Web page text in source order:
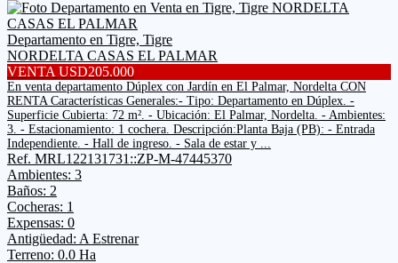
Departamento en Tigre, Tigre
NORDELTA CASAS EL PALMAR
VENTA USD205.000
En venta departamento Dúplex con Jardín en El Palmar, Nordelta CON
RENTA Características Generales:- Tipo: Departamento en Dúplex. -
Superficie Cubierta: 72 m². - Ubicación: El Palmar, Nordelta. - Ambientes:
3. - Estacionamiento: 1 cochera. Descripción:Planta Baja (PB): - Entrada
Independiente. - Hall de ingreso. - Sala de estar y ...
Ref. MRL122131731::ZP-M-47445370
Ambientes: 3
Baños: 2
Cocheras: 1
Expensas: 0
Antigüedad: A Estrenar
Terreno: 0.0 Ha